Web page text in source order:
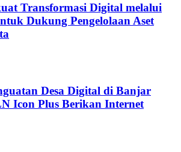
Transformasi Digital melalui
Dukung Pengelolaan Aset
Desa Digital di Banjar
Icon Plus Berikan Internet